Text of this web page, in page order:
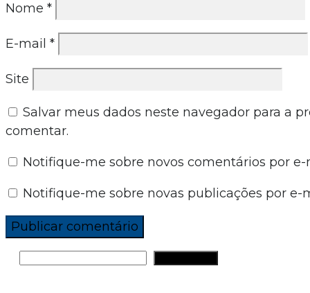
Nome *
E-mail *
Site
Salvar meus dados neste navegador para a
comentar.
Notifique-me sobre novos comentários por e-
Notifique-me sobre novas publicações por e-